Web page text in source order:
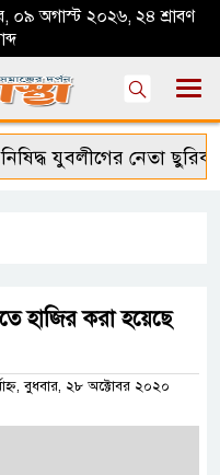
০৯ অগাস্ট ২০২৬, ২৪ শ্রাবণ
যুবলীগের নেতা
হাজির করা হয়েছে
বুধবার, ২৮ অক্টোবর ২০২০